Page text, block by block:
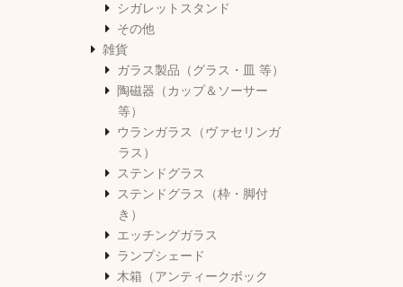
シガレットスタンド
その他
雑貨
ガラス製品（グラス・皿 等）
陶磁器（カップ＆ソーサー
等）
ウランガラス（ヴァセリンガ
ラス）
ステンドグラス
ステンドグラス（枠・脚付
き）
エッチングガラス
ランプシェード
木箱（アンティークボック